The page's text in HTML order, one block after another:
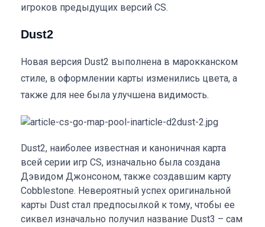
игроков предыдущих версий CS.
Dust2
Новая версия Dust2 выполнена в марокканском
стиле, в оформлении карты изменились цвета, а
также для нее была улучшена видимость.
Dust2, наиболее известная и каноничная карта
всей серии игр CS, изначально была создана
Дэвидом Джонсоном, также создавшим карту
Cobblestone. Невероятный успех оригинальной
карты Dust стал предпосылкой к тому, чтобы ее
сиквел изначально получил название Dust3 – сам